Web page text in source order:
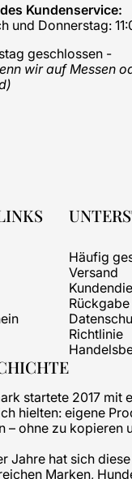
startete 2017 mit
hielten: eigene
– ohne zu kopieren
Jahre hat sich
Marken,
Kundenservice:
und Donnerstag:
geschlossen -
wir auf Messen
Häufig
Versand
Richtlinie